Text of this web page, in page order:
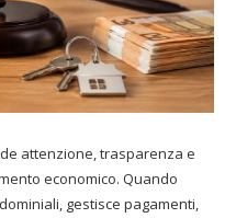
attenzione, trasparenza e
economico. Quando
gestisce pagamenti,